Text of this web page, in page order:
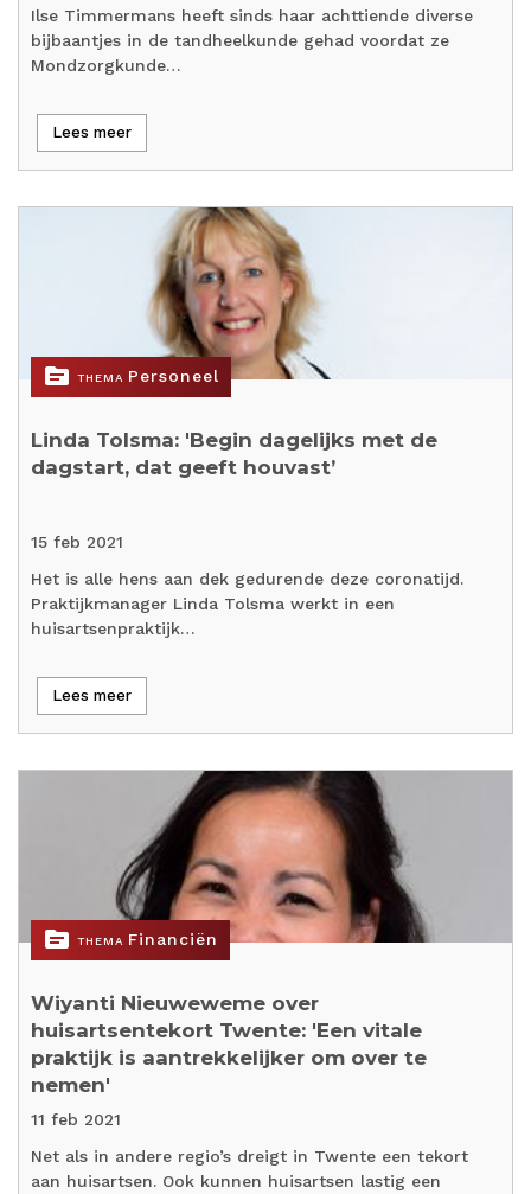
Ilse Timmermans heeft sinds haar achttiende diverse
bijbaantjes in de tandheelkunde gehad voordat ze
Mondzorgkunde…
Lees meer
topic THEMA Personeel
Linda Tolsma: 'Begin dagelijks met de
dagstart, dat geeft houvast’
15 feb 2021
Het is alle hens aan dek gedurende deze coronatijd.
Praktijkmanager Linda Tolsma werkt in een
huisartsenpraktijk…
Lees meer
topic THEMA Financiën
Wiyanti Nieuweweme over
huisartsentekort Twente: 'Een vitale
praktijk is aantrekkelijker om over te
nemen'
11 feb 2021
Net als in andere regio’s dreigt in Twente een tekort
aan huisartsen. Ook kunnen huisartsen lastig een